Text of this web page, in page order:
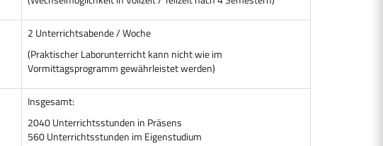
2 Unterrichtsabende / Woche
(Praktischer Laborunterricht kann nicht wie im
Vormittagsprogramm gewährleistet werden)
Insgesamt:
2040 Unterrichtsstunden in Präsens
560 Unterrichtsstunden im Eigenstudium